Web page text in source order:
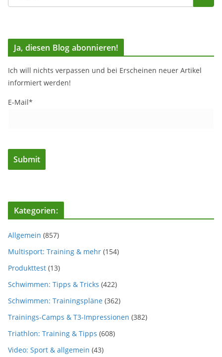
Ja, diesen Blog abonnieren!
Ich will nichts verpassen und bei Erscheinen neuer Artikel
informiert werden!
E-Mail*
Kategorien:
Allgemein (857)
Multisport: Training & mehr (154)
Produkttest (13)
Schwimmen: Tipps & Tricks (422)
Schwimmen: Trainingspläne (362)
Trainings-Camps & T3-Impressionen (382)
Triathlon: Training & Tipps (608)
Video: Sport & allgemein (43)